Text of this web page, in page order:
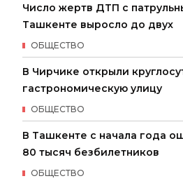
Число жертв ДТП с
Ташкенте выросло до двух
ОБЩЕСТВО
В Чирчике открыли
гастрономическую улицу
ОБЩЕСТВО
В Ташкенте с начала года
80 тысяч безбилетников
ОБЩЕСТВО